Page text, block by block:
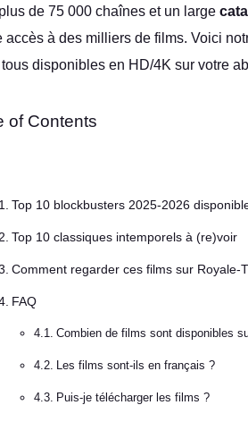
de 75 000 chaînes et un large
accès à des milliers de films. Voici
tous disponibles en HD/4K sur votre
of Contents
Top 10 blockbusters 2025-2026
Top 10 classiques intemporels à (re)voir
Comment regarder ces films sur Royale-
FAQ
Combien de films sont disponibles
Les films sont-ils en français ?
Puis-je télécharger les films ?